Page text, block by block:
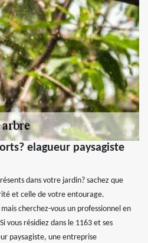
elagueur paysagiste
dans votre jardin? sachez que
et celle de votre entourage.
cherchez-vous un professionnel en
vous résidiez dans le 1163 et ses
paysagiste, une entreprise